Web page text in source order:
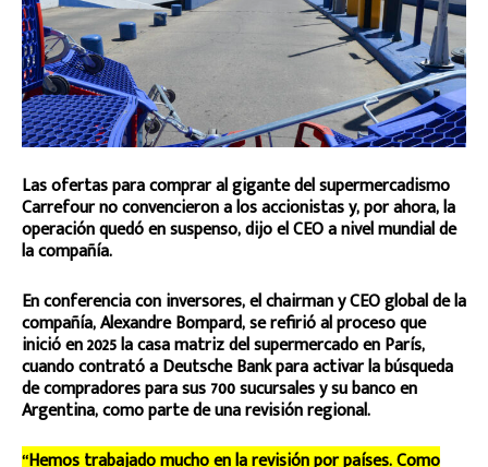
Las ofertas para comprar al gigante del supermercadismo
Carrefour no convencieron a los accionistas y, por ahora, la
operación quedó en suspenso, dijo el CEO a nivel mundial de
la compañía.
En conferencia con inversores, el chairman y CEO global de la
compañía, Alexandre Bompard, se refirió al proceso que
inició en 2025 la casa matriz del supermercado en París,
cuando contrató a Deutsche Bank para activar la búsqueda
de compradores para sus 700 sucursales y su banco en
Argentina, como parte de una revisión regional.